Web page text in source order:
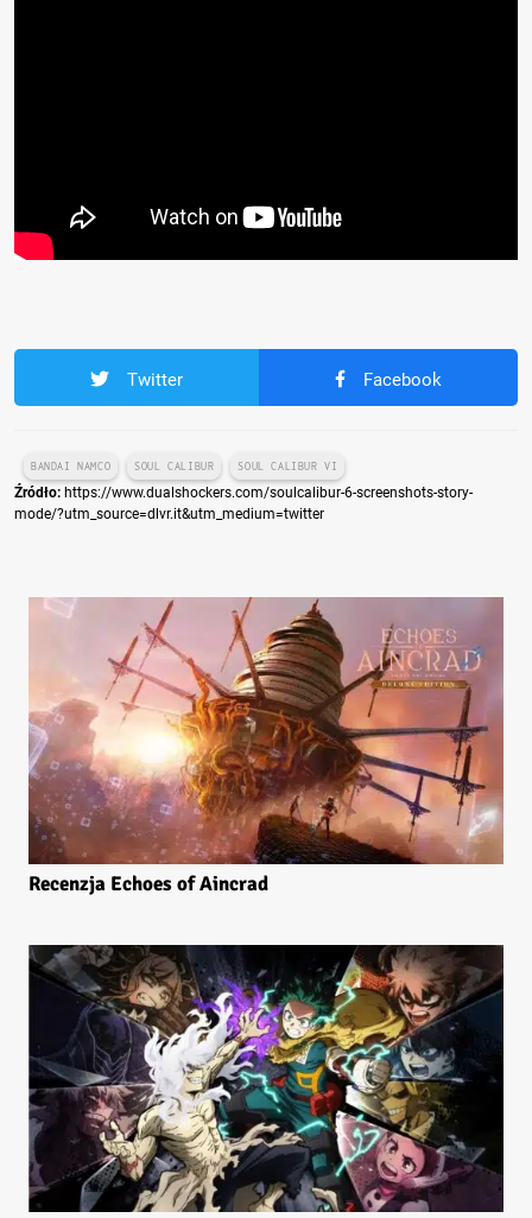
Twitter Facebook
BANDAI NAMCO SOUL CALIBUR SOUL CALIBUR VI
Źródło: https://www.dualshockers.com/soulcalibur-6-screenshots-story-
mode/?utm_source=dlvr.it&utm_medium=twitter
Recenzja Echoes of Aincrad